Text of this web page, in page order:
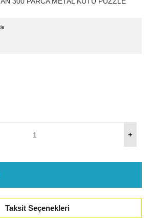
Taksit Seçenekleri